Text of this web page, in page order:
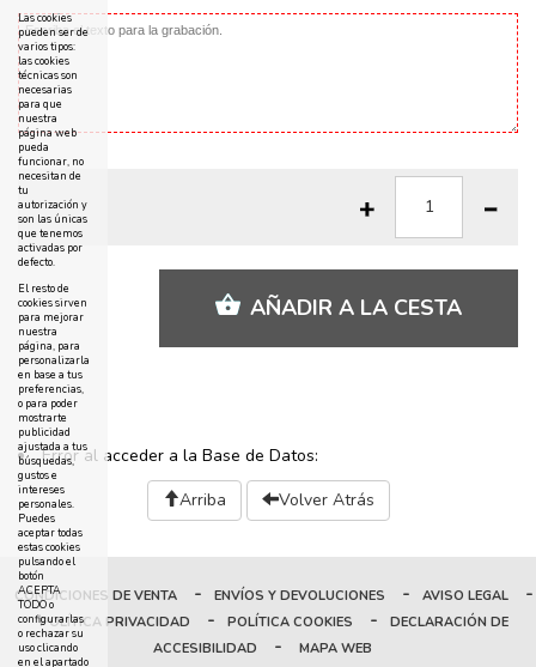
AÑADIR A LA CESTA
Error al acceder a la Base de Datos:
Arriba
Volver Atrás
CONDICIONES DE VENTA - ENVÍOS Y DEVOLUCIONES - AVISO LEGAL -
POLÍTICA PRIVACIDAD - POLÍTICA COOKIES -
DECLARACIÓN DE
ACCESIBILIDAD
- MAPA WEB
Las cookies
pueden ser de
varios tipos:
las cookies
técnicas son
necesarias
para que
nuestra
página web
pueda
funcionar, no
necesitan de
tu
autorización y
son las únicas
que tenemos
activadas por
defecto.
El resto de
cookies sirven
para mejorar
nuestra
página, para
personalizarla
en base a tus
preferencias,
o para poder
mostrarte
publicidad
ajustada a tus
búsquedas,
gustos e
intereses
personales.
Puedes
aceptar todas
estas cookies
pulsando el
botón
ACEPTA
TODO o
configurarlas
o rechazar su
uso clicando
en el apartado